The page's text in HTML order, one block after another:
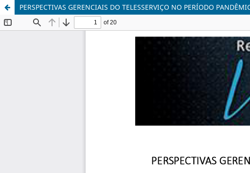
PERSPECTIVAS GERENCIAIS DO TELESSERVIÇO NO PERÍODO